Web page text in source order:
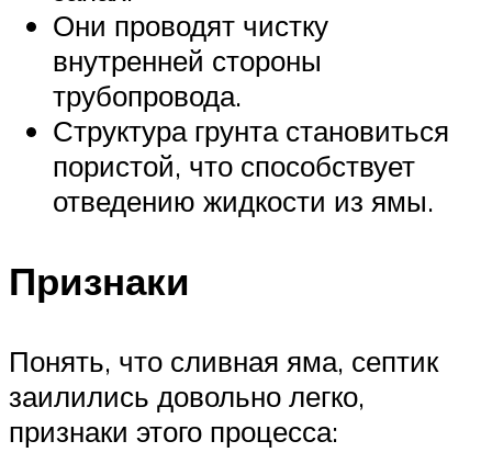
Они проводят чистку
внутренней стороны
трубопровода.
Структура грунта становиться
пористой, что способствует
отведению жидкости из ямы.
Признаки
Понять, что сливная яма, септик
заилились довольно легко,
признаки этого процесса: